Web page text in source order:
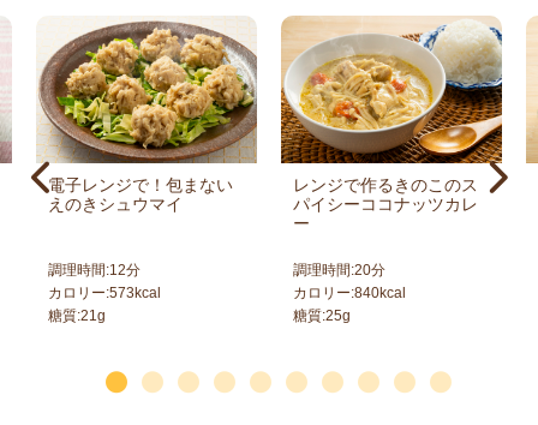
電子レンジで！包まない
えのきシュウマイ
調理時間:12分
カロリー:573kcal
糖質:21 g
レンジで作るきのこのス
パイシーココナッツカレ
ー
調理時間:20分
カロリー:840kcal
糖質:25g